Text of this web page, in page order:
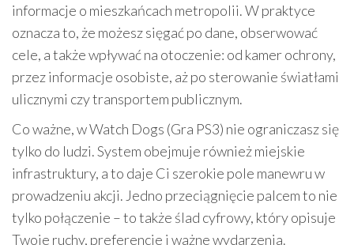
informacje o mieszkańcach metropolii. W praktyce
oznacza to, że możesz sięgać po dane, obserwować
cele, a także wpływać na otoczenie: od kamer ochrony,
przez informacje osobiste, aż po sterowanie światłami
ulicznymi czy transportem publicznym.
Co ważne, w Watch Dogs (Gra PS3) nie ograniczasz się
tylko do ludzi. System obejmuje również miejskie
infrastruktury, a to daje Ci szerokie pole manewru w
prowadzeniu akcji. Jedno przeciągnięcie palcem to nie
tylko połączenie – to także ślad cyfrowy, który opisuje
Twoje ruchy, preferencje i ważne wydarzenia.